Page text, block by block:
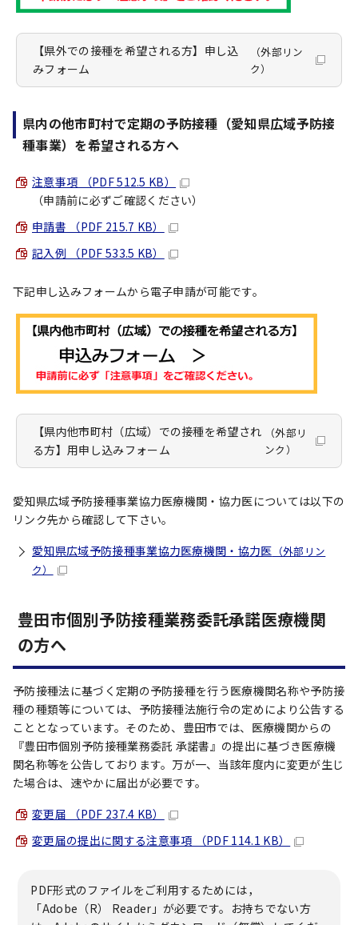
【県外での接種を希望される方】申し込
みフォーム
（外部リン
ク）
県内の他市町村で定期の予防接種（愛知県広域予防接
種事業）を希望される方へ
注意事項 （PDF 512.5 KB）
（申請前に必ずご確認ください）
申請書 （PDF 215.7 KB）
記入例 （PDF 533.5 KB）
下記申し込みフォームから電子申請が可能です。
【県内他市町村（広域）での接種を希望され
る方】用申し込みフォーム
（外部リ
ンク）
愛知県広域予防接種事業協力医療機関・協力医については以下の
リンク先から確認して下さい。
愛知県広域予防接種事業協力医療機関・協力医 （外部リン
ク）
豊田市個別予防接種業務委託承諾医療機関
の方へ
予防接種法に基づく定期の予防接種を行う医療機関名称や予防接
種の種類等については、予防接種法施行令の定めにより公告する
こととなっています。そのため、豊田市では、医療機関からの
『豊田市個別予防接種業務委託 承諾書』の提出に基づき医療機
関名称等を公告しております。万が一、当該年度内に変更が生じ
た場合は、速やかに届出が必要です。
変更届 （PDF 237.4 KB）
変更届の提出に関する注意事項 （PDF 114.1 KB）
PDF形式のファイルをご利用するためには，
「Adobe（R） Reader」が必要です。お持ちでない方